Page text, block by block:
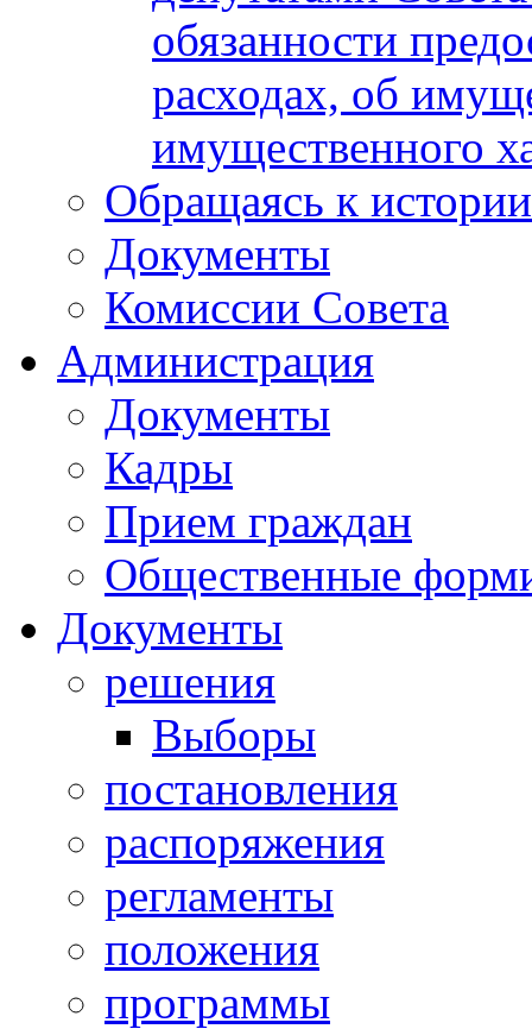
обязанности
расходах, об
имущественного
Обращаясь к истории
Документы
Комиссии Совета
Администрация
Документы
Кадры
Прием граждан
Общественные
Документы
решения
Выборы
постановления
распоряжения
регламенты
положения
программы